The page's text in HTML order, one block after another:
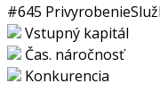
#645 Privyrobenie
Vstupný kapitál
Čas. náročnosť
Konkurencia